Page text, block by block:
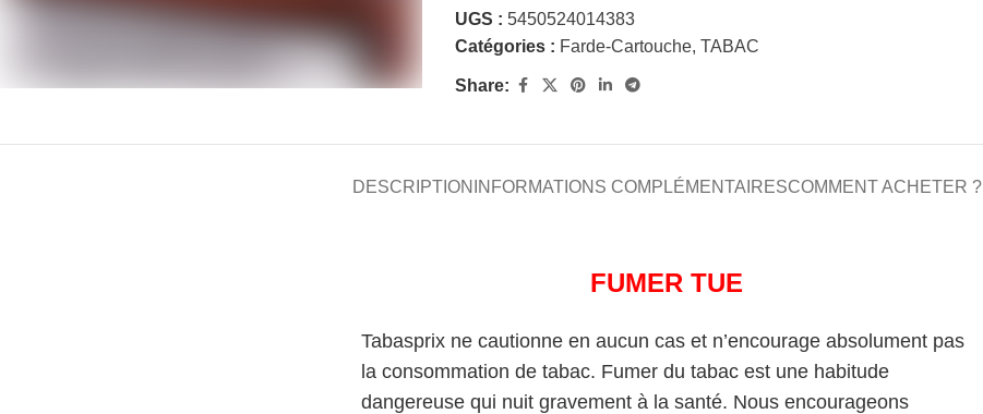
UGS :5450524014383
Catégories : Farde-Cartouche, TABAC
Share:
DESCRIPTION INFORMATIONS COMPLÉMENTAIRESCOMMENT ACHETER ?
FUMER TUE
Tabasprix ne cautionne en aucun cas et n’encourage absolument pas
la consommation de tabac. Fumer du tabac est une habitude
dangereuse qui nuit gravement à la santé. Nous encourageons